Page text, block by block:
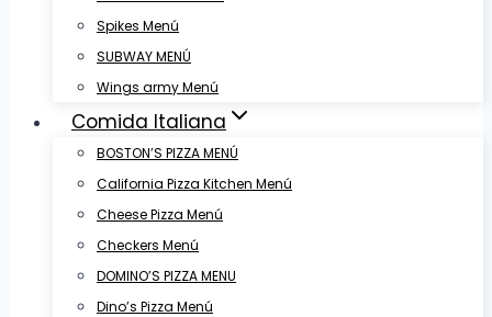
Spikes Menú
SUBWAY MENÚ
Wings army Menú
Comida Italiana
BOSTON’S PIZZA MENÚ
California Pizza Kitchen Menú
Cheese Pizza Menú
Checkers Menú
DOMINO’S PIZZA MENU
Dino’s Pizza Menú